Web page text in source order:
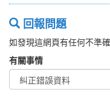
回報問題
如發現這網頁有任何不準
有關事情